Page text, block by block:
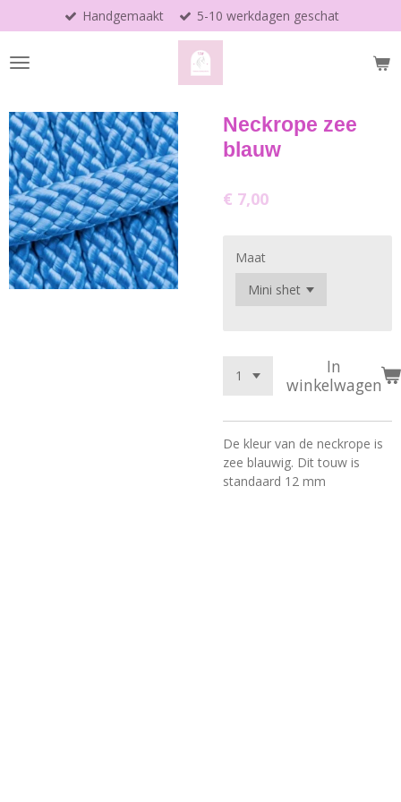
direct
naar
de
Handgemaakt 5-10 werkdagen geschat
Neckrope zee
blauw
€ 7,00
Maat
In
winkelwagen
De kleur van de neckrope is
zee blauwig. Dit touw is
standaard 12 mm